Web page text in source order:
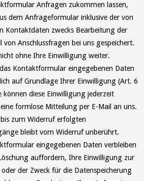
Anfragen zukommen lassen,
dem Anfrageformular inklusive der von
Kontaktdaten zwecks Bearbeitung der
Anschlussfragen bei uns gespeichert.
ohne Ihre Einwilligung weiter.
Kontaktformular eingegebenen Daten
auf Grundlage Ihrer Einwilligung (Art. 6
können diese Einwilligung jederzeit
formlose Mitteilung per E-Mail an uns.
zum Widerruf erfolgten
bleibt vom Widerruf unberührt.
eingegebenen Daten verbleiben
auffordern, Ihre Einwilligung zur
der Zweck für die Datenspeicherung